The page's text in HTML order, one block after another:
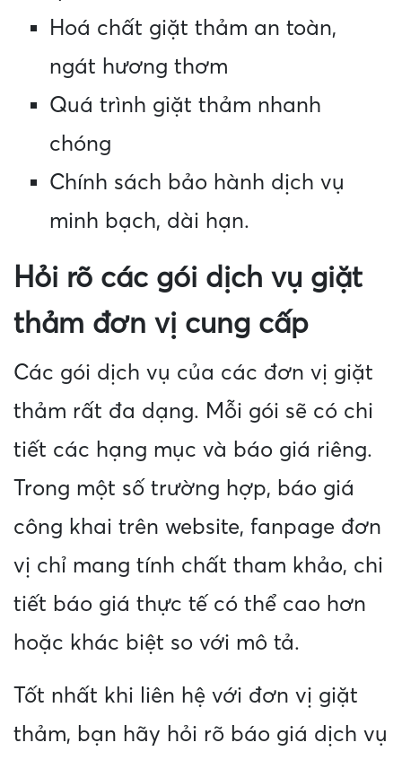
Hoá chất giặt thảm an toàn,
ngát hương thơm
Quá trình giặt thảm nhanh
chóng
Chính sách bảo hành dịch vụ
minh bạch, dài hạn.
Hỏi rõ các gói dịch vụ giặt
thảm đơn vị cung cấp
Các gói dịch vụ của các đơn vị giặt
thảm rất đa dạng. Mỗi gói sẽ có chi
tiết các hạng mục và báo giá riêng.
Trong một số trường hợp, báo giá
công khai trên website, fanpage đơn
vị chỉ mang tính chất tham khảo, chi
tiết báo giá thực tế có thể cao hơn
hoặc khác biệt so với mô tả.
Tốt nhất khi liên hệ với đơn vị giặt
thảm, bạn hãy hỏi rõ báo giá dịch vụ